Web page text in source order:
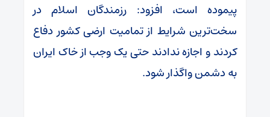
پیموده است، افزود: رزمندگان اسلام در
سخت‌ترین شرایط از تمامیت ارضی کشور دفاع
کردند و اجازه ندادند حتی یک وجب از خاک ایران
به دشمن واگذار شود.